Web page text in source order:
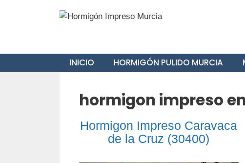
INICIO HORMIGÓN PULIDO MURCIA
hormigon impreso
Hormigon Impreso Caravaca
de la Cruz (30400)